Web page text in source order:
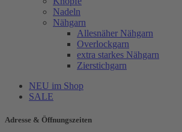
Nadeln
Nähgarn
Allesnäher Nähgarn
Overlockgarn
extra starkes Nähgarn
Zierstichgarn
NEU im Shop
SALE
Adresse & Öffnungszeiten